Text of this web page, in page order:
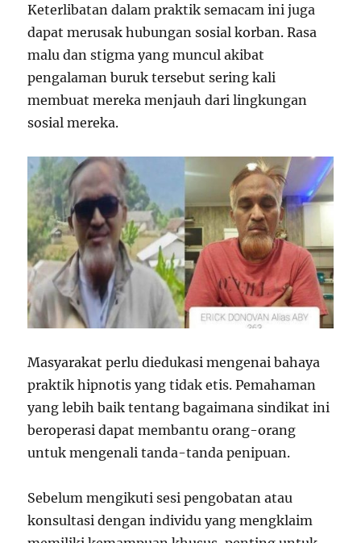
Keterlibatan dalam praktik semacam ini juga
dapat merusak hubungan sosial korban. Rasa
malu dan stigma yang muncul akibat
pengalaman buruk tersebut sering kali
membuat mereka menjauh dari lingkungan
sosial mereka.
Masyarakat perlu diedukasi mengenai bahaya
praktik hipnotis yang tidak etis. Pemahaman
yang lebih baik tentang bagaimana sindikat ini
beroperasi dapat membantu orang-orang
untuk mengenali tanda-tanda penipuan.
Sebelum mengikuti sesi pengobatan atau
konsultasi dengan individu yang mengklaim